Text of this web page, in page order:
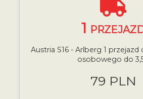
1
Austria S16 - Arlberg 1
osobowego do
79 PLN